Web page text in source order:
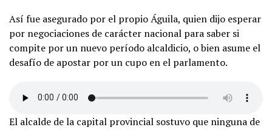
Así fue asegurado por el propio Águila, quien dijo esperar
por negociaciones de carácter nacional para saber si
compite por un nuevo período alcaldicio, o bien asume el
desafío de apostar por un cupo en el parlamento.
El alcalde de la capital provincial sostuvo que ninguna de